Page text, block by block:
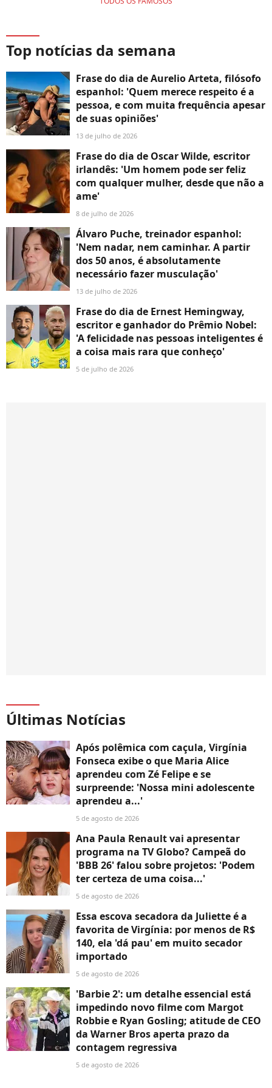
Top notícias da semana
Frase do dia de Aurelio Arteta, filósofo
espanhol: 'Quem merece respeito é a
pessoa, e com muita frequência apesar
de suas opiniões'
13 de julho de 2026
Frase do dia de Oscar Wilde, escritor
irlandês: 'Um homem pode ser feliz
com qualquer mulher, desde que não a
ame'
8 de julho de 2026
Álvaro Puche, treinador espanhol:
'Nem nadar, nem caminhar. A partir
dos 50 anos, é absolutamente
necessário fazer musculação'
13 de julho de 2026
Frase do dia de Ernest Hemingway,
escritor e ganhador do Prêmio Nobel:
'A felicidade nas pessoas inteligentes é
a coisa mais rara que conheço'
5 de julho de 2026
Últimas Notícias
Após polêmica com caçula, Virgínia
Fonseca exibe o que Maria Alice
aprendeu com Zé Felipe e se
surpreende: 'Nossa mini adolescente
aprendeu a...'
5 de agosto de 2026
Ana Paula Renault vai apresentar
programa na TV Globo? Campeã do
'BBB 26' falou sobre projetos: 'Podem
ter certeza de uma coisa...'
5 de agosto de 2026
Essa escova secadora da Juliette é a
favorita de Virgínia: por menos de R$
140, ela 'dá pau' em muito secador
importado
5 de agosto de 2026
'Barbie 2': um detalhe essencial está
impedindo novo filme com Margot
Robbie e Ryan Gosling; atitude de CEO
da Warner Bros aperta prazo da
contagem regressiva
5 de agosto de 2026